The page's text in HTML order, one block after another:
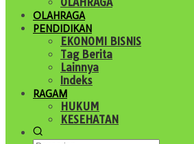
OLAHRAGA
PENDIDIKAN
EKONOMI BISNIS
Tag Berita
Lainnya
Indeks
RAGAM
HUKUM
KESEHATAN